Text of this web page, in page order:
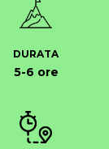
DURATA
5-6 ore